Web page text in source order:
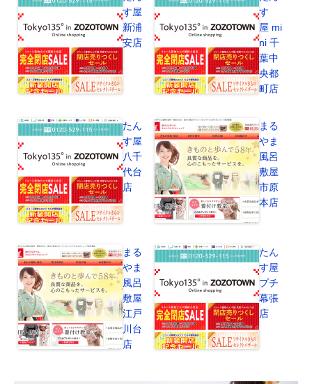
す屋
新浦
安店
す
屋 mi
ni 千
葉中
央都
町店
たん
す屋
八千
代台
店
まる
やま
風呂
敷屋
市原
本店
まる
やま
風呂
敷屋
江戸
川台
店
たん
す屋
プチ
幕張
店